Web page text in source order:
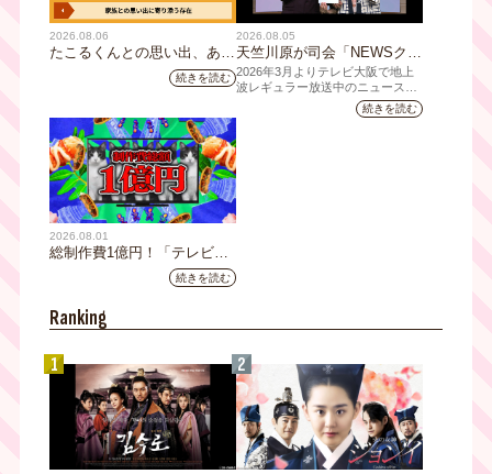
2026.08.06
たこるくんとの思い出、あり
ますか？会員のみなさんに聞
続きを読む
2026.08.05
天竺川原が司会「NEWSクラ
イシス」チャンネル登録者数
10万人突破！テレビ大阪の番
組史上最速記録を更新
2026年3月よりテレビ大阪で地上
波レギュラー放送中のニュース番
組「NEWSクライシス」が、この
たび2026年7月12日(日)に、
続きを読む
2026.08.01
総制作費1億円！「テレビ大
阪ネクストIPプロジェクト」
第1弾採用企画が決定 第2弾
続きを読む
Ranking
1 2